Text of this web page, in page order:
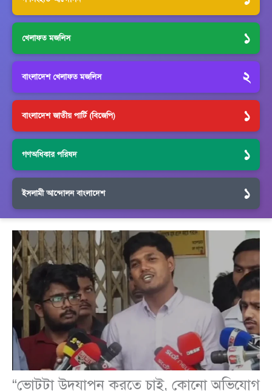
খেলাফত মজলিস ১
বাংলাদেশ খেলাফত মজলিস ২
বাংলাদেশ জাতীয় পার্টি (বিজেপি) ১
গণঅধিকার পরিষদ ১
ইসলামী আন্দোলন বাংলাদেশ ১
“ভোটটা উদযাপন করতে চাই, কোনো অভিযোগ